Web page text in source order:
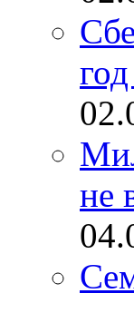
не